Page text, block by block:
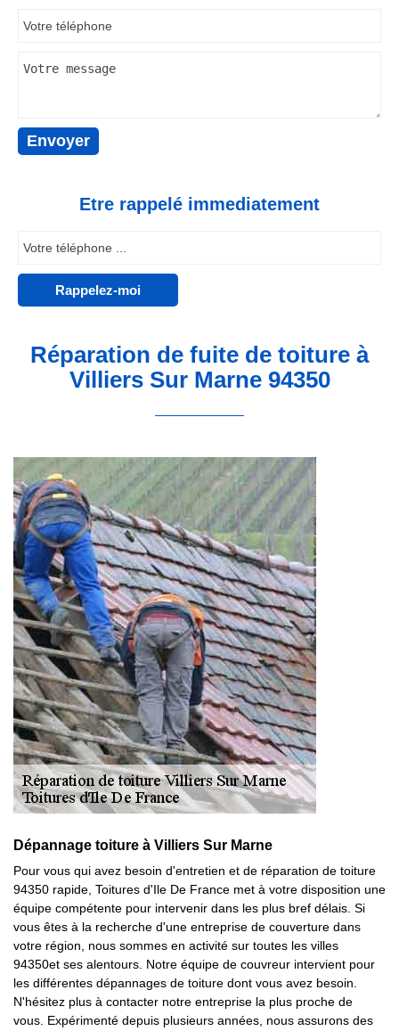
Etre rappelé immediatement
Réparation de fuite de toiture à
Villiers Sur Marne 94350
Dépannage toiture à Villiers Sur Marne
Pour vous qui avez besoin d'entretien et de réparation de toiture
94350 rapide, Toitures d'Ile De France met à votre disposition une
équipe compétente pour intervenir dans les plus bref délais. Si
vous êtes à la recherche d'une entreprise de couverture dans
votre région, nous sommes en activité sur toutes les villes
94350et ses alentours. Notre équipe de couvreur intervient pour
les différentes dépannages de toiture dont vous avez besoin.
N'hésitez plus à contacter notre entreprise la plus proche de
vous. Expérimenté depuis plusieurs années, nous assurons des